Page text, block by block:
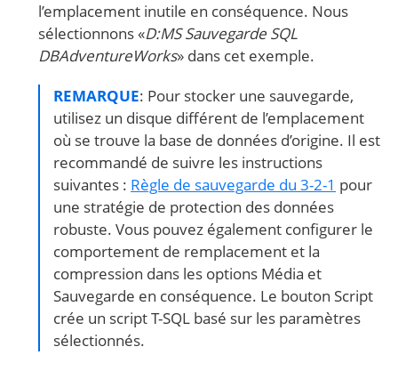
l’emplacement inutile en conséquence. Nous
sélectionnons «D:MSSauvegarde SQL
DBAdventureWorks» dans cet exemple.
REMARQUE: Pour stocker une sauvegarde,
utilisez un disque différent de l’emplacement
où se trouve la base de données d’origine. Il est
recommandé de suivre les instructions
suivantes : Règle de sauvegarde du 3-2-1 pour
une stratégie de protection des données
robuste. Vous pouvez également configurer le
comportement de remplacement et la
compression dans les options Média et
Sauvegarde en conséquence. Le bouton Script
crée un script T-SQL basé sur les paramètres
sélectionnés.